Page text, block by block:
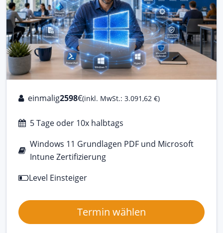
einmalig2598€(inkl. MwSt.: 3.091,62 €)
5 Tage oder 10x halbtags
Windows 11 Grundlagen PDF und Microsoft
Intune Zertifizierung
Level Einsteiger
Termin wählen